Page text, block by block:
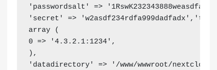
'passwordsalt'
=>
'secret'
=> 'w2asdf234rdfa999dadfadx' ,
array
(
0 => '4.3.2.1:1234' ,
) ,
'datadirectory'
=>
'/www/wwwroot/